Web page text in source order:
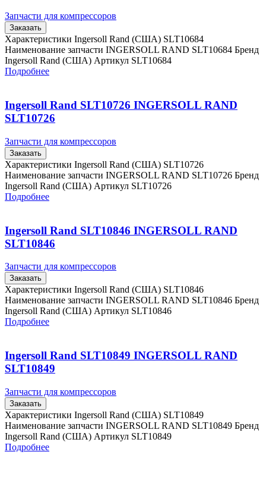
Запчасти для компрессоров
Заказать
Характеристики Ingersoll Rand (США) SLT10684
Наименование запчасти INGERSOLL RAND SLT10684 Бренд
Ingersoll Rand (США) Артикул SLT10684
Подробнее
Ingersoll Rand SLT10726 INGERSOLL RAND
SLT10726
Запчасти для компрессоров
Заказать
Характеристики Ingersoll Rand (США) SLT10726
Наименование запчасти INGERSOLL RAND SLT10726 Бренд
Ingersoll Rand (США) Артикул SLT10726
Подробнее
Ingersoll Rand SLT10846 INGERSOLL RAND
SLT10846
Запчасти для компрессоров
Заказать
Характеристики Ingersoll Rand (США) SLT10846
Наименование запчасти INGERSOLL RAND SLT10846 Бренд
Ingersoll Rand (США) Артикул SLT10846
Подробнее
Ingersoll Rand SLT10849 INGERSOLL RAND
SLT10849
Запчасти для компрессоров
Заказать
Характеристики Ingersoll Rand (США) SLT10849
Наименование запчасти INGERSOLL RAND SLT10849 Бренд
Ingersoll Rand (США) Артикул SLT10849
Подробнее